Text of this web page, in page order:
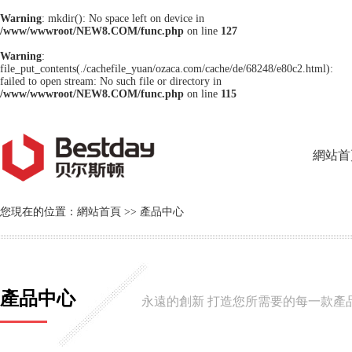
Warning: mkdir(): No space left on device in
/www/wwwroot/NEW8.COM/func.php on line 127
Warning:
file_put_contents(./cachefile_yuan/ozaca.com/cache/de/68248/e80c2.html):
failed to open stream: No such file or directory in
/www/wwwroot/NEW8.COM/func.php on line 115
網站
您現在的位置： 網站首頁 >> 產品中心
產品中心 永遠的創新 打造您所需要的每一款產